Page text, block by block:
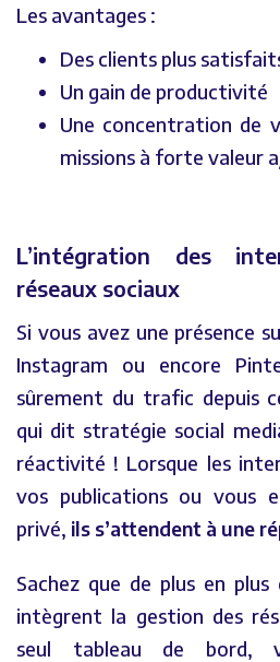
Les avantages :
Des clients plus
Un gain de productivité
Une concentration de
missions à forte valeur
L’intégration des
réseaux sociaux
Si vous avez une présence
Instagram ou encore
sûrement du trafic depuis
qui dit stratégie social
réactivité ! Lorsque les
vos publications ou vous
privé, ils s’attendent à une
Sachez que de plus en plus
intègrent la gestion des
seul tableau de bord,